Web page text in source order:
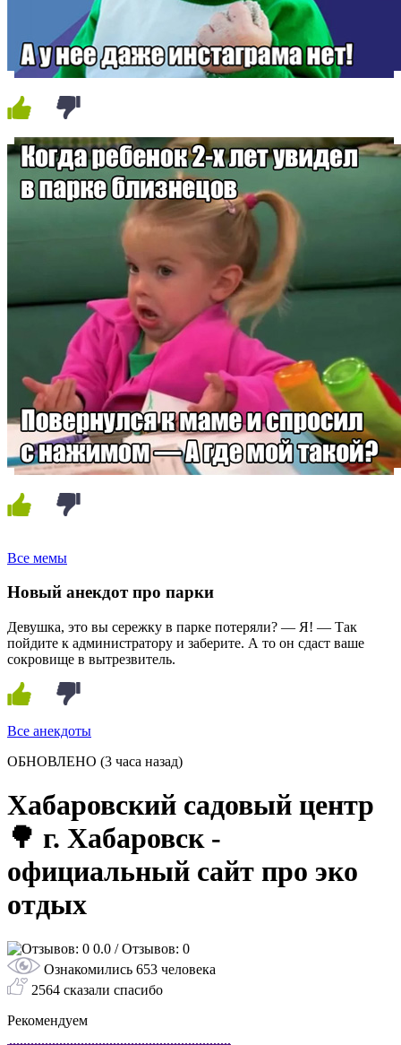
Все мемы
Новый анекдот про парки
Девушка, это вы сережку в парке потеряли? — Я! — Так
пойдите к администратору и заберите. А то он сдаст ваше
сокровище в вытрезвитель.
Все анекдоты
ОБНОВЛЕНО (3 часа назад)
Хабаровский садовый центр
🌳 г. Хабаровск -
официальный сайт про эко
отдых
0.0 / Отзывов: 0
Ознакомились 653 человека
2564 сказали спасибо
Рекомендуем